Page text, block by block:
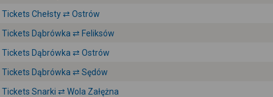
Tickets Chełsty ⇄ Ostrów
Tickets Dąbrówka ⇄ Feliksów
Tickets Dąbrówka ⇄ Ostrów
Tickets Dąbrówka ⇄ Sędów
Tickets Snarki ⇄ Wola Załężna